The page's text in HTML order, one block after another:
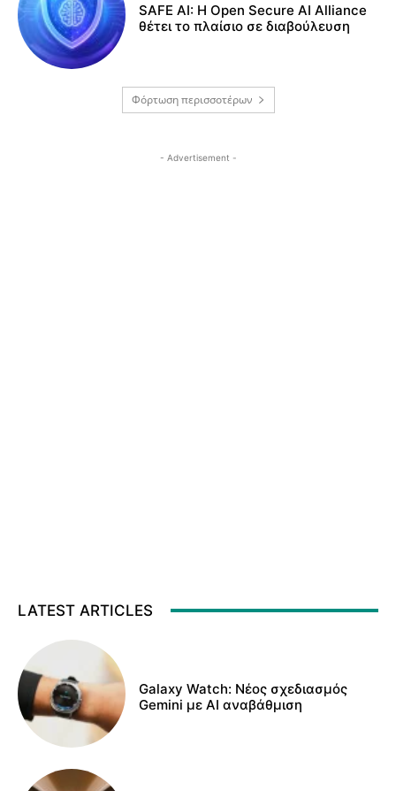
SAFE AI: Η Open Secure AI Alliance
θέτει το πλαίσιο σε διαβούλευση
Φόρτωση περισσοτέρων
- Advertisement -
LATEST ARTICLES
Galaxy Watch: Νέος σχεδιασμός
Gemini με AI αναβάθμιση